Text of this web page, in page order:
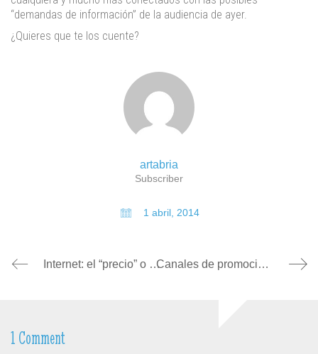
“demandas de información” de la audiencia de ayer.
¿Quieres que te los cuente?
artabria
Subscriber
1 abril, 2014
Internet: el “precio” o el “nicho” Canales de promoción: ¿Cómo hacer que conozcan tu producto?
1 Comment